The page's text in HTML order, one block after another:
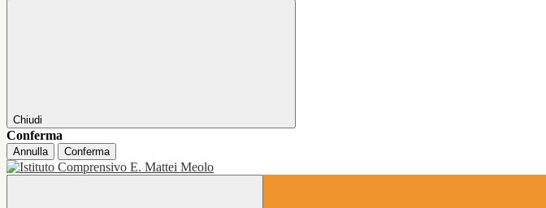
Chiudi
Conferma
Annulla Conferma